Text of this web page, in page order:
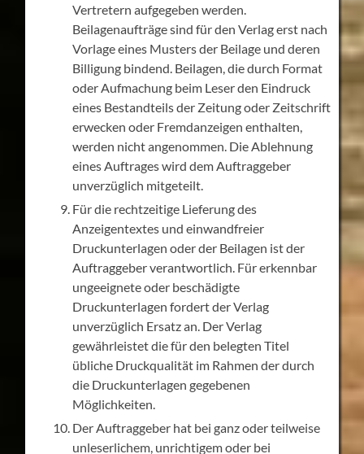
Vertretern aufgegeben werden.
Beilagenaufträge sind für den Verlag erst nach
Vorlage eines Musters der Beilage und deren
Billigung bindend. Beilagen, die durch Format
oder Aufmachung beim Leser den Eindruck
eines Bestandteils der Zeitung oder Zeitschrift
erwecken oder Fremdanzeigen enthalten,
werden nicht angenommen. Die Ablehnung
eines Auftrages wird dem Auftraggeber
unverzüglich mitgeteilt.
Für die rechtzeitige Lieferung des
Anzeigentextes und einwandfreier
Druckunterlagen oder der Beilagen ist der
Auftraggeber verantwortlich. Für erkennbar
ungeeignete oder beschädigte
Druckunterlagen fordert der Verlag
unverzüglich Ersatz an. Der Verlag
gewährleistet die für den belegten Titel
übliche Druckqualität im Rahmen der durch
die Druckunterlagen gegebenen
Möglichkeiten.
Der Auftraggeber hat bei ganz oder teilweise
unleserlichem, unrichtigem oder bei